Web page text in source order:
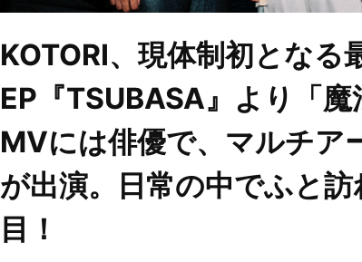
KOTORI、現体制初となる
EP『TSUBASA』より「魔
MVには俳優で、マルチア
が出演。日常の中でふと
目！